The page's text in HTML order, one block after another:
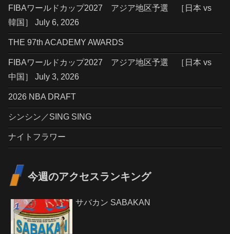
FIBAワールドカップ2027 アジア地区予選 ［日本 vs
韓国］ July 6, 2026
THE 97th ACADEMY AWARDS
FIBAワールドカップ2027 アジア地区予選 ［日本 vs
中国］ July 3, 2026
2026 NBA DRAFT
シンシン／SING SING
ナイトフラワー
今週のアクセスランキング
サバカン SABAKAN